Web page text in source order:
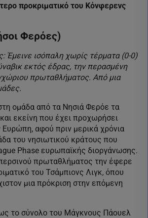
προκριματικό του Κόνφερενς
Φερόες)
Έμεινε ισόπαλη χωρίς τέρματα (0-0)
εκτός έδρας, την περασμένη
πρωταθλήματος. Από μια
ομάδα από τα Νησιά Φερόε τα
εκείνη που έχει προχωρήσει
αφού πριν μερικά χρόνια
του νησιωτικού κράτους που
Phase ευρωπαϊκής διοργάνωσης.
πρωταθλήματος την έφερε
του Τσάμπιονς Λιγκ, όπου
μια πρόκριση στην επόμενη
το σύνολο του Μάγκνους Πάουελ